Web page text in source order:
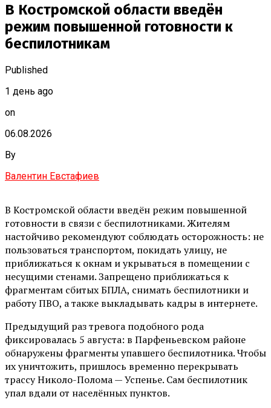
В Костромской области введён
режим повышенной готовности к
беспилотникам
Published
1 день ago
on
06.08.2026
By
Валентин Евстафиев
В Костромской области введён режим повышенной
готовности в связи с беспилотниками. Жителям
настойчиво рекомендуют соблюдать осторожность: не
пользоваться транспортом, покидать улицу, не
приближаться к окнам и укрываться в помещении с
несущими стенами. Запрещено приближаться к
фрагментам сбитых БПЛА, снимать беспилотники и
работу ПВО, а также выкладывать кадры в интернете.
Предыдущий раз тревога подобного рода
фиксировалась 5 августа: в Парфеньевском районе
обнаружены фрагменты упавшего беспилотника. Чтобы
их уничтожить, пришлось временно перекрывать
трассу Николо-Полома — Успенье. Сам беспилотник
упал вдали от населённых пунктов.